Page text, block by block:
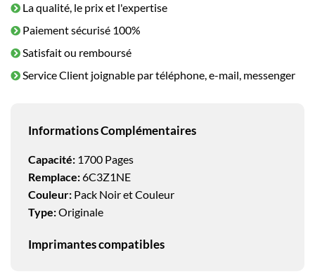
La qualité, le prix et l'expertise
Paiement sécurisé 100%
Satisfait ou remboursé
Service Client joignable par téléphone, e-mail, messenger
Informations Complémentaires
Capacité: 1700 Pages
Remplace:6C3Z1NE
Couleur: Pack Noir et Couleur
Type:Originale
Imprimantes compatibles